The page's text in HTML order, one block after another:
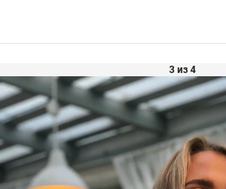
3 из 4